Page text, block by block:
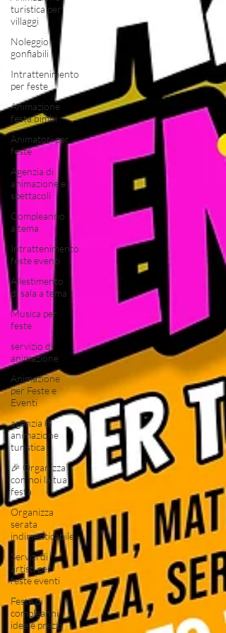
turistica per
villaggi
Noleggio
gonfiabili
Intrattenimento
per feste
Animazione
festa bimbi
Animatori per
feste
Agenzia di
animazione e
spettacoli
Compleanno
a tema
Intrattenimento
feste eventi
Allestimento
di sala a tema
Musica per
feste
servizio di
animazione
Animazione
per Feste e
Eventi
agenzia di
animazione
turistica
🎉 Organizza
con noi la tua
festa
Organizza
serata
indimenticabile
Servizi di
artisti per
feste eventi
Feste di
compleanni
idee e prezzi